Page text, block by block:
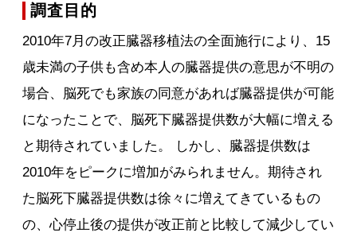
調査目的
2010年7月の改正臓器移植法の全面施行により、15
歳未満の子供も含め本人の臓器提供の意思が不明の
場合、脳死でも家族の同意があれば臓器提供が可能
になったことで、脳死下臓器提供数が大幅に増える
と期待されていました。 しかし、臓器提供数は
2010年をピークに増加がみられません。期待され
た脳死下臓器提供数は徐々に増えてきているもの
の、心停止後の提供が改正前と比較して減少してい